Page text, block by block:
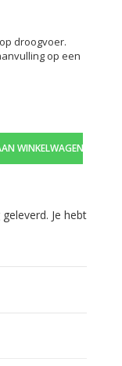
droogvoer.
op een
WINKELWAGEN
Je hebt